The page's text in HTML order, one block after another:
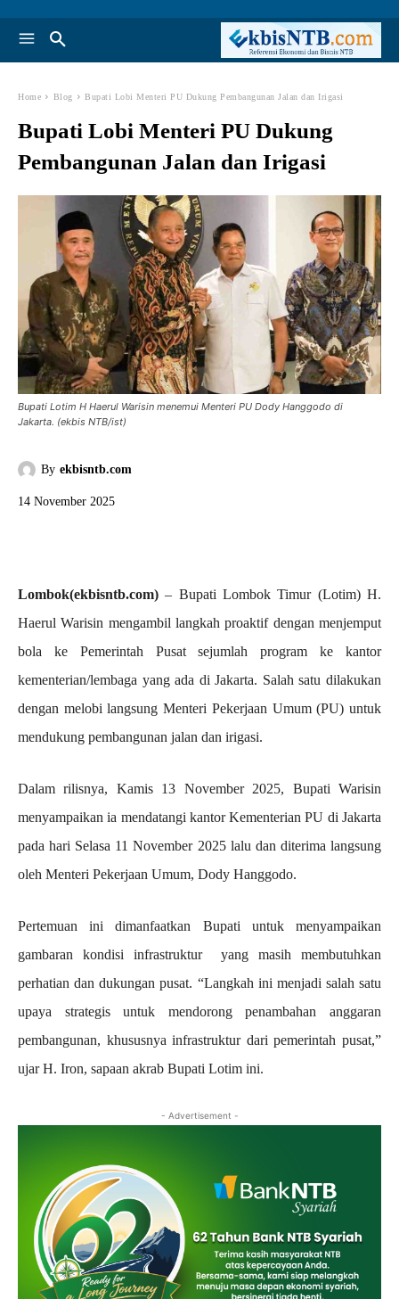
Home Blog Bupati Lobi Menteri PU Dukung Pembangunan Jalan dan Irigasi
Bupati Lobi Menteri PU Dukung
Pembangunan Jalan dan Irigasi
Bupati Lotim H Haerul Warisin menemui Menteri PU Dody Hanggodo di
Jakarta. (ekbis NTB/ist)
By ekbisntb.com
14 November 2025
Lombok(ekbisntb.com) – Bupati Lombok Timur (Lotim) H.
Haerul Warisin mengambil langkah proaktif dengan menjemput
bola ke Pemerintah Pusat sejumlah program ke kantor
kementerian/lembaga yang ada di Jakarta. Salah satu dilakukan
dengan melobi langsung Menteri Pekerjaan Umum (PU) untuk
mendukung pembangunan jalan dan irigasi.
Dalam rilisnya, Kamis 13 November 2025, Bupati Warisin
menyampaikan ia mendatangi kantor Kementerian PU di Jakarta
pada hari Selasa 11 November 2025 lalu dan diterima langsung
oleh Menteri Pekerjaan Umum, Dody Hanggodo.
Pertemuan ini dimanfaatkan Bupati untuk menyampaikan
gambaran kondisi infrastruktur yang masih membutuhkan
perhatian dan dukungan pusat. “Langkah ini menjadi salah satu
upaya strategis untuk mendorong penambahan anggaran
pembangunan, khususnya infrastruktur dari pemerintah pusat,”
ujar H. Iron, sapaan akrab Bupati Lotim ini.
- Advertisement -